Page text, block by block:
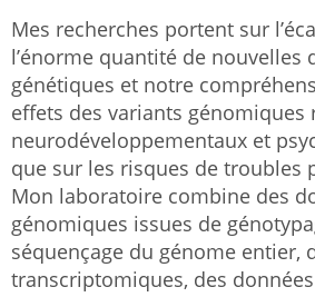
Mes recherches portent sur
l’énorme quantité de nouvelles
génétiques et notre
effets des variants génomiques
neurodéveloppementaux et
que sur les risques de troubles
Mon laboratoire combine des
génomiques issues de
séquençage du génome entier,
transcriptomiques, des